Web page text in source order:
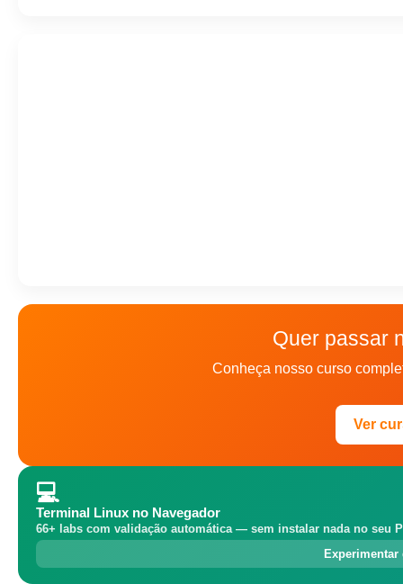
Quer passar
Conheça nosso curso
Ver
💻
Terminal Linux no Navegador
66+ labs com validação automática — sem instalar nada no seu